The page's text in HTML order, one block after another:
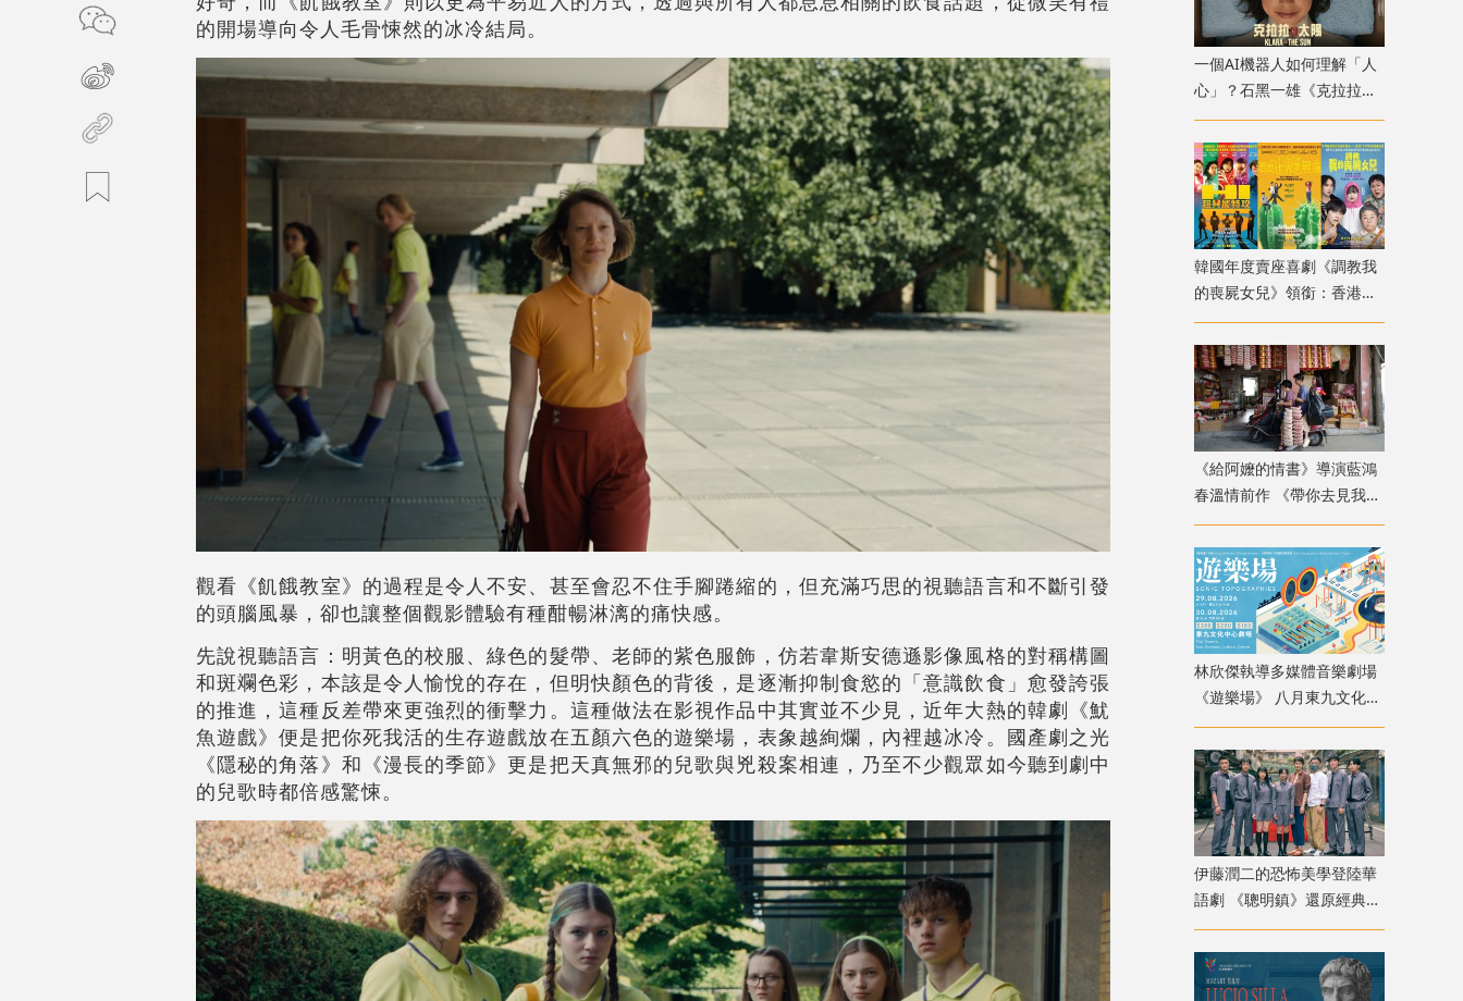
的開場導向令人毛骨悚然的冰冷結局。
觀看《飢餓教室》的過程是令人不安、甚至會忍不住手腳踡縮的，但充滿巧思的視聽語言和不斷引發
的頭腦風暴，卻也讓整個觀影體驗有種酣暢淋漓的痛快感。
先說視聽語言：明黃色的校服、綠色的髮帶、老師的紫色服飾，仿若韋斯安德遜影像風格的對稱構圖
和斑斕色彩，本該是令人愉悅的存在，但明快顏色的背後，是逐漸抑制食慾的「意識飲食」愈發誇張
的推進，這種反差帶來更強烈的衝擊力。這種做法在影視作品中其實並不少見，近年大熱的韓劇《魷
魚遊戲》便是把你死我活的生存遊戲放在五顏六色的遊樂場，表象越絢爛，內裡越冰冷。國產劇之光
《隱秘的角落》和《漫長的季節》更是把天真無邪的兒歌與兇殺案相連，乃至不少觀眾如今聽到劇中
的兒歌時都倍感驚悚。
一個AI機器人如何理解「人
心」？石黑一雄《克拉拉與
太陽》改編電影十月上映
韓國年度賣座喜劇《調教我
的喪屍女兒》領銜：香港韓
國電影週8月放映
《給阿嬤的情書》導演藍鴻
春溫情前作 《帶你去見我
媽》暖心上映
林欣傑執導多媒體音樂劇場
《遊樂場》 八月東九文化中
心上演
伊藤潤二的恐怖美學登陸華
語劇 《聰明鎮》還原經典角
色卻掀兩極評價